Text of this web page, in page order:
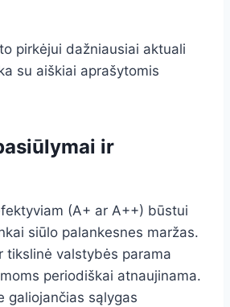
pirkėjui dažniausiai aktuali
su aiškiai aprašytomis
ir
(A+ ar A++) būstui
siūlo palankesnes maržas.
tikslinė valstybės parama
periodiškai atnaujinama.
galiojančias sąlygas